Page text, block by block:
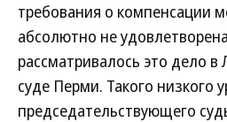
требования о компенсации
абсолютно не
рассматривалось это дело
суде Перми. Такого низкого
председательствующего